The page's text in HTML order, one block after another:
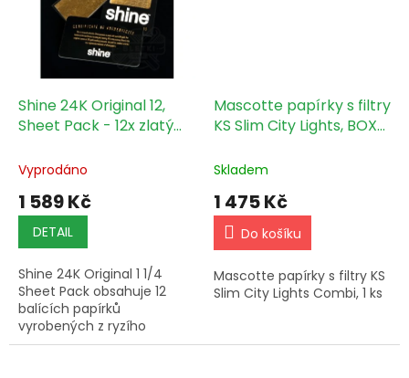
Shine 24K Original 12,
Sheet Pack - 12x zlatý
Vyprodáno
1 589 Kč
DETAIL
Shine 24K Original 1 1/4
Sheet Pack obsahuje 12
balících papírků
vyrobených z ryzího
24karátového zlata ve
Mascotte papírky s filtry
KS Slim City Lights, BOX
Skladem
1 475 Kč
Do košíku
Mascotte papírky s filtry KS
Slim City Lights Combi, 1 ks